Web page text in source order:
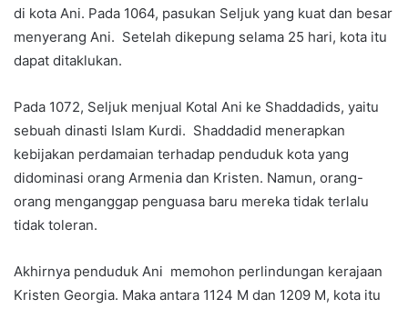
di kota Ani. Pada 1064, pasukan Seljuk yang kuat dan besar
menyerang Ani. Setelah dikepung selama 25 hari, kota itu
dapat ditaklukan.
Pada 1072, Seljuk menjual Kotal Ani ke Shaddadids, yaitu
sebuah dinasti Islam Kurdi. Shaddadid menerapkan
kebijakan perdamaian terhadap penduduk kota yang
didominasi orang Armenia dan Kristen. Namun, orang-
orang menganggap penguasa baru mereka tidak terlalu
tidak toleran.
Akhirnya penduduk Ani memohon perlindungan kerajaan
Kristen Georgia. Maka antara 1124 M dan 1209 M, kota itu